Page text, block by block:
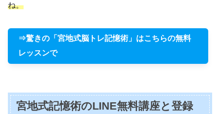
ね。
⇒驚きの「宮地式脳トレ記憶術」はこちらの無料
レッスンで
宮地式記憶術のLINE無料講座と登録